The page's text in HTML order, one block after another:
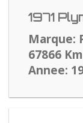
1971
Marque:
67866 Km
Annee: